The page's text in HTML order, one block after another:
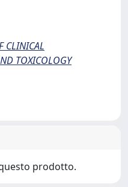
CLINICAL
TOXICOLOGY
prodotto.